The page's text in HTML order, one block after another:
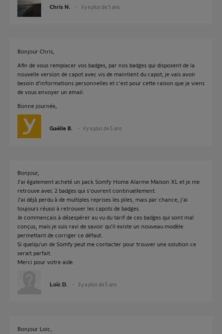
Chris N. il y a plus de 5 ans
Bonjour Chris,
Afin de vous remplacer vos badges, par nos badges qui disposent de la
nouvelle version de capot avec vis de maintient du capot, je vais avoir
besoin d'informations personnelles et c'est pour cette raison que je viens
de vous envoyer un email.
Bonne journée,
Gaëlle B. il y a plus de 5 ans
Bonjour,
J'ai également acheté un pack Somfy Home Alarme Maison XL et je me
retrouve avec 2 badges qui s'ouvrent continuellement.
J'ai déjà perdu à de multiples reprises les piles, mais par chance, j'ai
toujours réussi à retrouver les capots de badges.
Je commençais à désespérer au vu du tarif de ces badges qui sont mal
conçus, mais je suis ravi de savoir qu'il existe un nouveau modèle
permettant de corriger ce défaut.
Si quelqu'un de Somfy peut me contacter pour trouver une solution ce
serait parfait.
Merci pour votre aide.
Loïc D. il y a plus de 5 ans
Bonjour Loic,